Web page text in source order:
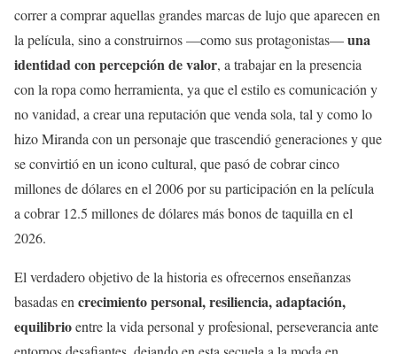
correr a comprar aquellas grandes marcas de lujo que aparecen en
la película, sino a construirnos —como sus protagonistas—una
identidad con percepción de valor, a trabajar en la presencia
con la ropa como herramienta, ya que el estilo es comunicación y
no vanidad, a crear una reputación que venda sola, tal y como lo
hizo Miranda con un personaje que trascendió generaciones y que
se convirtió en un icono cultural, que pasó de cobrar cinco
millones de dólares en el 2006 por su participación en la película
a cobrar 12.5 millones de dólares más bonos de taquilla en el
2026.
El verdadero objetivo de la historia es ofrecernos enseñanzas
basadas en crecimiento personal, resiliencia, adaptación,
equilibrioentre la vida personal y profesional, perseverancia ante